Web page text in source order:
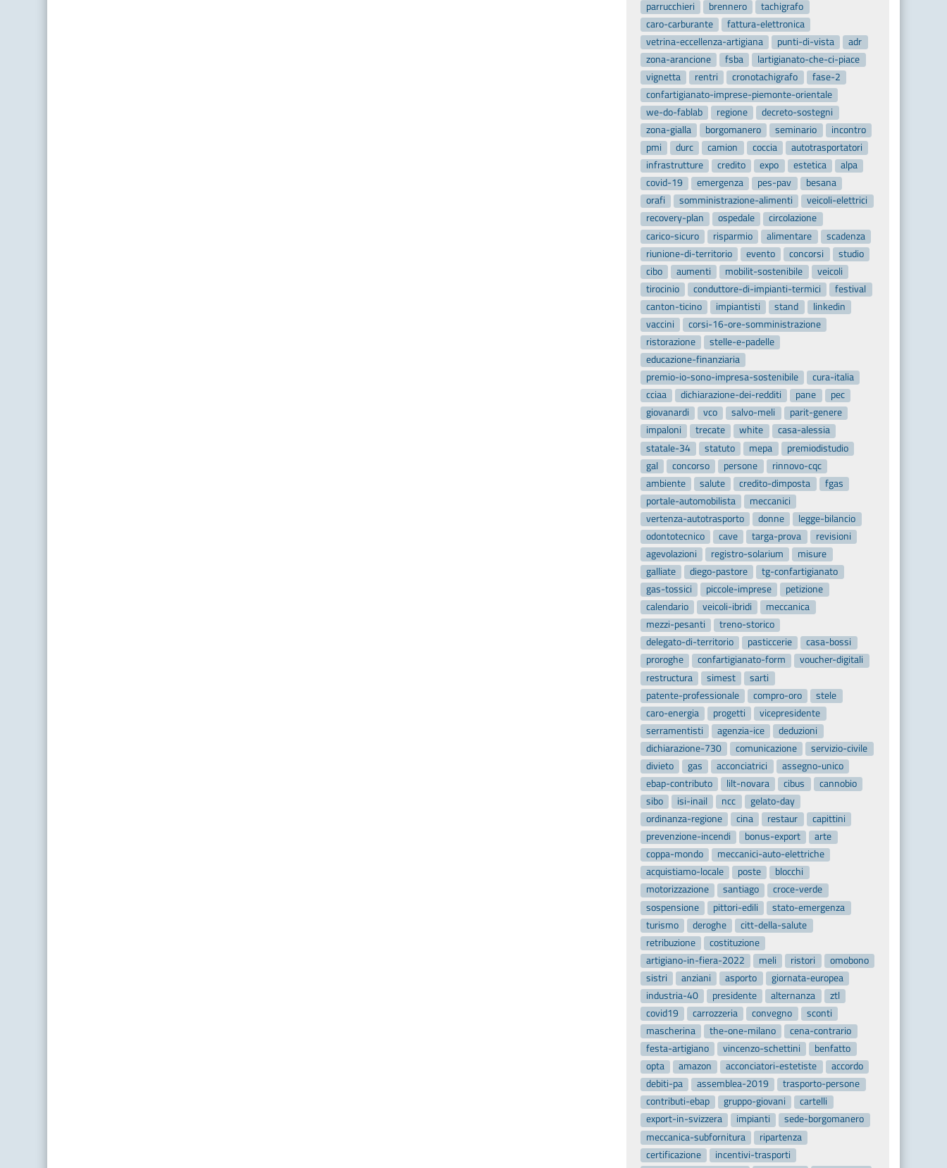
parrucchieri
brennero
tachigrafo
caro-carburante
fattura-elettronica
vetrina-eccellenza-artigiana
punti-di-vista
adr
zona-arancione
fsba
lartigianato-che-ci-piace
vignetta
rentri cronotachigrafo
fase-2
confartigianato-imprese-piemonte-orientale
we-do-fablab
regione
decreto-sostegni
zona-gialla
borgomanero seminario
incontro
pmi
durc camion coccia
autotrasportatori
infrastrutture
credito expo estetica
alpa
covid-19
emergenza pes-pav
besana
orafi
somministrazione-alimenti
veicoli-elettrici
recovery-plan
ospedale
circolazione
carico-sicuro
risparmio alimentare
scadenza
riunione-di-territorio
evento concorsi
studio
cibo
aumenti mobilit-sostenibile
veicoli
tirocinio
conduttore-di-impianti-termici
festival
canton-ticino
impiantisti stand
linkedin
vaccini
corsi-16-ore-somministrazione
ristorazione
stelle-e-padelle
educazione-finanziaria
premio-io-sono-impresa-sostenibile
cura-italia
cciaa
dichiarazione-dei-redditi pane
pec
giovanardi
vco salvo-meli
parit-genere
impaloni
trecate white
casa-alessia
statale-34
statuto mepa
premiodistudio
gal
concorso persone
rinnovo-cqc
ambiente
salute credito-dimposta
fgas
portale-automobilista
meccanici
vertenza-autotrasporto
donne
legge-bilancio
odontotecnico
cave targa-prova
revisioni
agevolazioni
registro-solarium
misure
galliate
diego-pastore
tg-confartigianato
gas-tossici
piccole-imprese
petizione
calendario
veicoli-ibridi
meccanica
mezzi-pesanti
treno-storico
delegato-di-territorio
pasticcerie
casa-bossi
proroghe
confartigianato-form
voucher-digitali
restructura
simest
sarti
patente-professionale
compro-oro
stele
caro-energia
progetti
vicepresidente
serramentisti
agenzia-ice
deduzioni
dichiarazione-730
comunicazione
servizio-civile
divieto
gas acconciatrici
assegno-unico
ebap-contributo
lilt-novara cibus
cannobio
sibo
isi-inail ncc
gelato-day
ordinanza-regione
cina restaur
capittini
prevenzione-incendi
bonus-export
arte
coppa-mondo
meccanici-auto-elettriche
acquistiamo-locale
poste
blocchi
motorizzazione
santiago
croce-verde
sospensione
pittori-edili
stato-emergenza
turismo
deroghe
citt-della-salute
retribuzione
costituzione
artigiano-in-fiera-2022
meli ristori
omobono
sistri
anziani asporto
giornata-europea
industria-40
presidente alternanza
ztl
covid19
carrozzeria convegno
sconti
mascherina
the-one-milano
cena-contrario
festa-artigiano
vincenzo-schettini
benfatto
opta
amazon acconciatori-estetiste
accordo
debiti-pa
assemblea-2019
trasporto-persone
contributi-ebap
gruppo-giovani
cartelli
export-in-svizzera
impianti
sede-borgomanero
meccanica-subfornitura
ripartenza
certificazione
incentivi-trasporti